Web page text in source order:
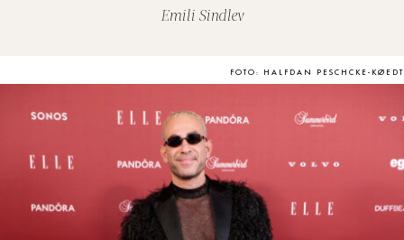
Emili Sindlev
FOTO: HALFDAN PESCHCKE-KØEDT